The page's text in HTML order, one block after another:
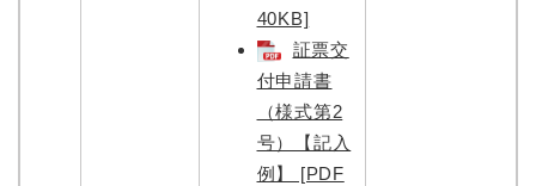
40KB]
証票交
付申請書
（様式第2
号）【記入
例】 [PDF